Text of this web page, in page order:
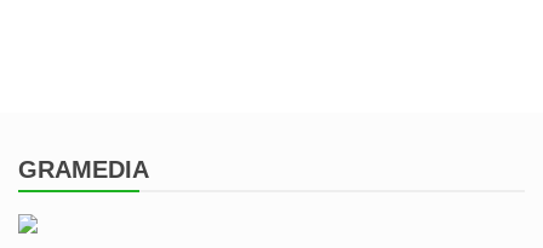
GRAMEDIA